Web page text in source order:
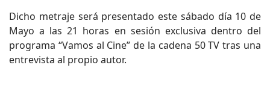
Dicho metraje será presentado este sábado día 10 de
Mayo a las 21 horas en sesión exclusiva dentro del
programa “Vamos al Cine” de la cadena 50 TV tras una
entrevista al propio autor.